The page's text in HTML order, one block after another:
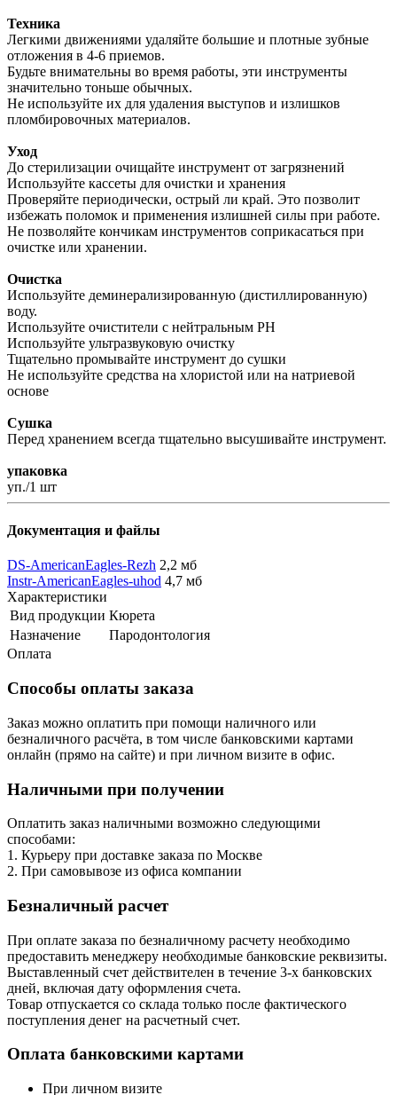
Техника
Легкими движениями удаляйте большие и плотные зубные
отложения в 4-6 приемов.
Будьте внимательны во время работы, эти инструменты
значительно тоньше обычных.
Не используйте их для удаления выступов и излишков
пломбировочных материалов.
Уход
До стерилизации очищайте инструмент от загрязнений
Используйте кассеты для очистки и хранения
Проверяйте периодически, острый ли край. Это позволит
избежать поломок и применения излишней силы при работе.
Не позволяйте кончикам инструментов соприкасаться при
очистке или хранении.
Очистка
Используйте деминерализированную (дистиллированную)
воду.
Используйте очистители с нейтральным PH
Используйте ультразвуковую очистку
Тщательно промывайте инструмент до сушки
Не используйте средства на хлористой или на натриевой
основе
Сушка
Перед хранением всегда тщательно высушивайте инструмент.
упаковка
уп./1 шт
Документация и файлы
DS-AmericanEagles-Rezh 2,2 мб
Instr-AmericanEagles-uhod 4,7 мб
Характеристики
Вид продукции Кюрета
Назначение
Пародонтология
Оплата
Способы оплаты заказа
Заказ можно оплатить при помощи наличного или
безналичного расчёта, в том числе банковскими картами
онлайн (прямо на сайте) и при личном визите в офис.
Наличными при получении
Оплатить заказ наличными возможно следующими
способами:
1. Курьеру при доставке заказа по Москве
2. При самовывозе из офиса компании
Безналичный расчет
При оплате заказа по безналичному расчету необходимо
предоставить менеджеру необходимые банковские реквизиты.
Выставленный счет действителен в течение 3-х банковских
дней, включая дату оформления cчета.
Товар отпускается со склада только после фактического
поступления денег на расчетный счет.
Оплата банковскими картами
При личном визите